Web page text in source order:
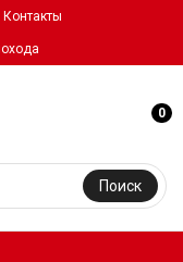
Контакты
Поиск
0